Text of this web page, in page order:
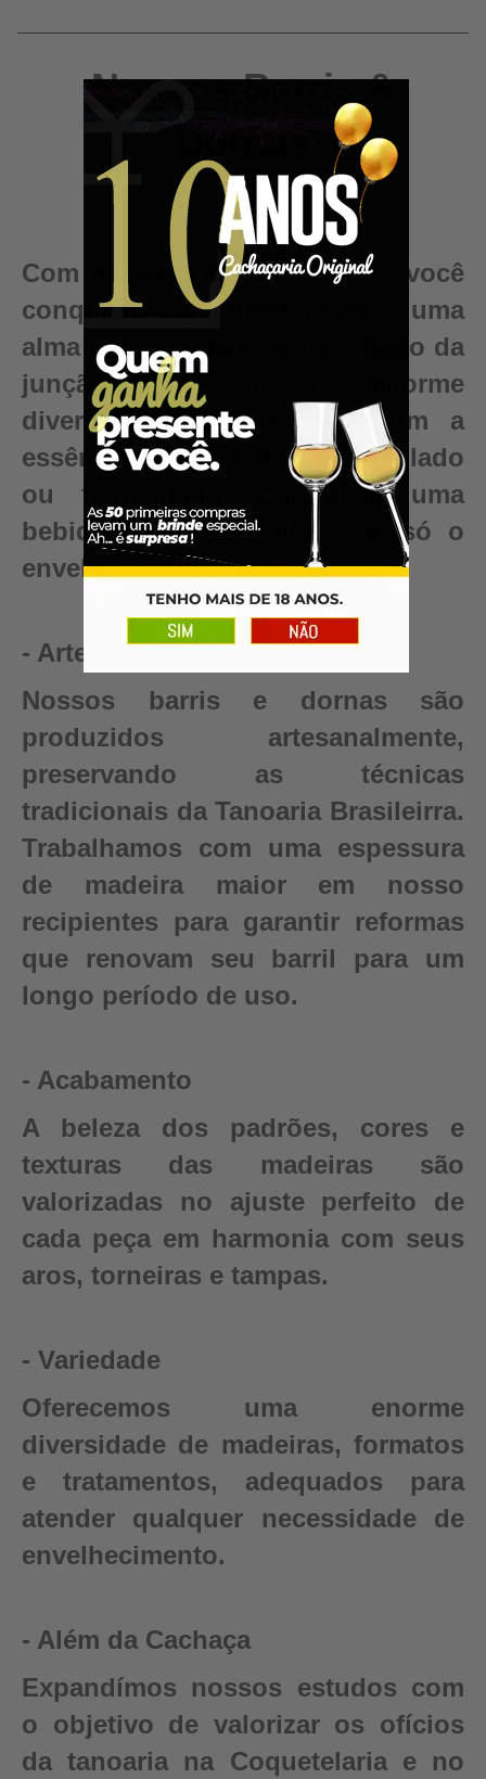
Nossos Barris &
Dornas
Com nossas Dornas e Barris, você
conquista algo inestimável – uma
alma para sua bebida, resultado da
junção da nossa enorme
diversidade de madeiras com a
essência e pureza do seu destilado
ou fermentado. Conquiste uma
bebida autêntica, valor que só o
envelhecimento pode criar.
- Artesanal
Nossos barris e dornas são
produzidos artesanalmente,
preservando as técnicas
tradicionais da Tanoaria Brasileirra.
Trabalhamos com uma espessura
de madeira maior em nosso
recipientes para garantir reformas
que renovam seu barril para um
longo período de uso.
- Acabamento
A beleza dos padrões, cores e
texturas das madeiras são
valorizadas no ajuste perfeito de
cada peça em harmonia com seus
aros, torneiras e tampas.
- Variedade
Oferecemos uma enorme
diversidade de madeiras, formatos
e tratamentos, adequados para
atender qualquer necessidade de
envelhecimento.
- Além da Cachaça
Expandímos nossos estudos com
o objetivo de valorizar os ofícios
da tanoaria na Coquetelaria e no